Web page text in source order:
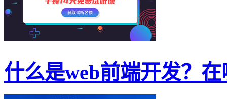
什么是web前端开发？